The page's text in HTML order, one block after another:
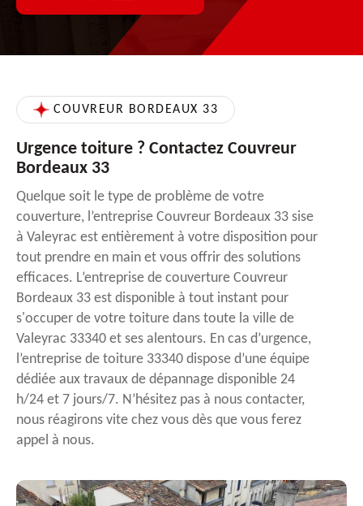
COUVREUR BORDEAUX 33
Urgence toiture ? Contactez Couvreur
Bordeaux 33
Quelque soit le type de problème de votre
couverture, l’entreprise Couvreur Bordeaux 33 sise
à Valeyrac est entièrement à votre disposition pour
tout prendre en main et vous offrir des solutions
efficaces. L’entreprise de couverture Couvreur
Bordeaux 33 est disponible à tout instant pour
s'occuper de votre toiture dans toute la ville de
Valeyrac 33340 et ses alentours. En cas d’urgence,
l’entreprise de toiture 33340 dispose d’une équipe
dédiée aux travaux de dépannage disponible 24
h/24 et 7 jours/7. N’hésitez pas à nous contacter,
nous réagirons vite chez vous dès que vous ferez
appel à nous.